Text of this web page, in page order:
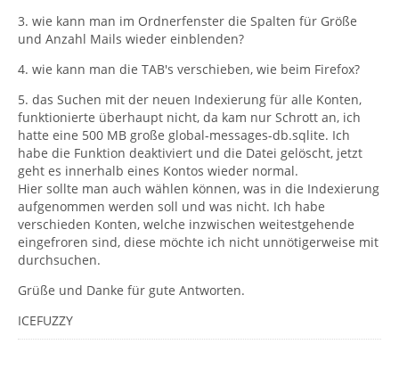
3. wie kann man im Ordnerfenster die Spalten für Größe
und Anzahl Mails wieder einblenden?
4. wie kann man die TAB's verschieben, wie beim Firefox?
5. das Suchen mit der neuen Indexierung für alle Konten,
funktionierte überhaupt nicht, da kam nur Schrott an, ich
hatte eine 500 MB große global-messages-db.sqlite. Ich
habe die Funktion deaktiviert und die Datei gelöscht, jetzt
geht es innerhalb eines Kontos wieder normal.
Hier sollte man auch wählen können, was in die Indexierung
aufgenommen werden soll und was nicht. Ich habe
verschieden Konten, welche inzwischen weitestgehende
eingefroren sind, diese möchte ich nicht unnötigerweise mit
durchsuchen.
Grüße und Danke für gute Antworten.
ICEFUZZY